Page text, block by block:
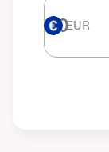
EUR EUR